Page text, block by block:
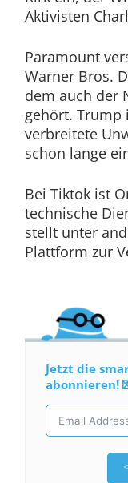
Aktivisten
Paramount
Warner Bros.
dem auch der
gehört. Trump
verbreitete
schon lange
Bei Tiktok ist
technische
stellt unter
Plattform zur
Jetzt die
abonnieren!